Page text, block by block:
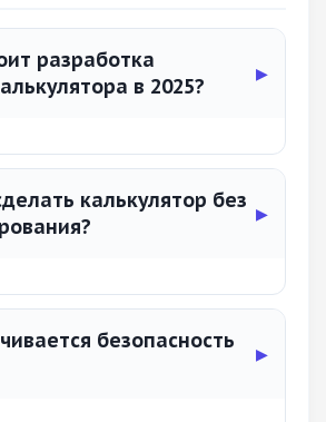
разработка
в 2025?
калькулятор без
безопасность